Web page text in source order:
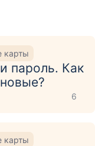
карты
пароль. Как
6
карты